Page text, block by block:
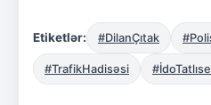
Etiketlər: #DilanÇıtak
#TrafikHadisəsi